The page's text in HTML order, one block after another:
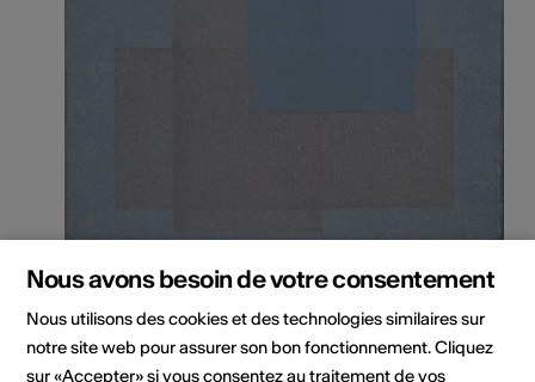
Copyright © Verena Troger-Imboden
Nous avons besoin de votre consentement
Nous utilisons des cookies et des technologies similaires sur
notre site web pour assurer son bon fonctionnement. Cliquez
sur «Accepter» si vous consentez au traitement de vos